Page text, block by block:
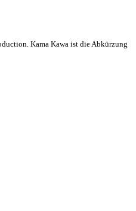
Kama Kawa ist die Abkürzung